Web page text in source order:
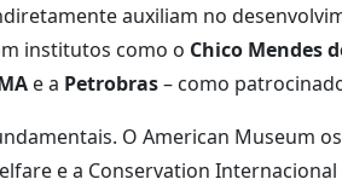
auxiliam no
institutos como o Chico Mendes
e a Petrobras– como
O American Museum
e a Conservation